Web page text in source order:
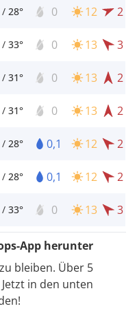
/ 28° 0 12 2
/ 33° 0 13 3
/ 31° 0 13 2
/ 31° 0 13 2
/ 28° 0,1 12 2
/ 28° 0,1 12 2
/ 33° 0 13 3
App herunter
bleiben. Über 5
in den unten